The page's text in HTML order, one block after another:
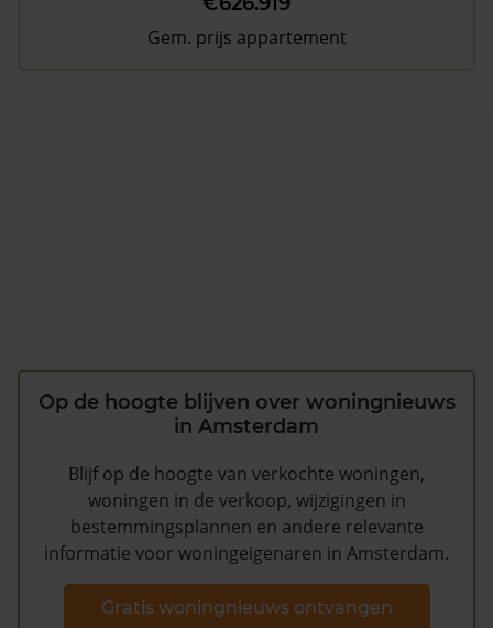
Gem. prijs appartement
Op de hoogte blijven over woningnieuws
in Amsterdam
Blijf op de hoogte van verkochte woningen,
woningen in de verkoop, wijzigingen in
bestemmingsplannen en andere relevante
informatie voor woningeigenaren in Amsterdam.
Gratis woningnieuws ontvangen